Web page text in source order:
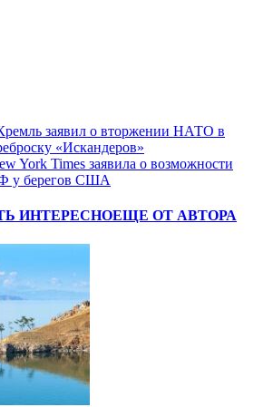
заявил о вторжении НАТО в
«Искандеров»
York Times заявила о возможности
у берегов США
ИНТЕРЕСНОЕЩЕ ОТ АВТОРА